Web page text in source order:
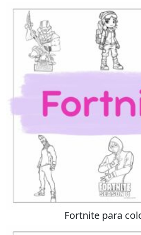
Fortnite para